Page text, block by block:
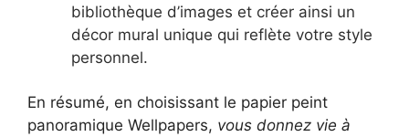
bibliothèque d’images et créer ainsi un
décor mural unique qui reflète votre style
personnel.
En résumé, en choisissant le papier peint
panoramique Wellpapers, vous donnez vie à